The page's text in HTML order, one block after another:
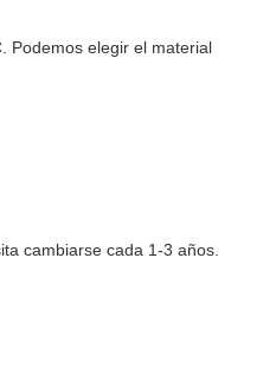
Podemos elegir el material
cambiarse cada 1-3 años.